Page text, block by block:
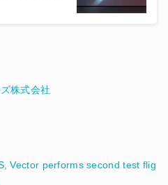
株式会社
Vector performs second test flig